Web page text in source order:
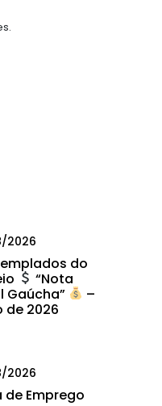
2026
do
“Nota
Gaúcha”
–
de 2026
2026
de Emprego